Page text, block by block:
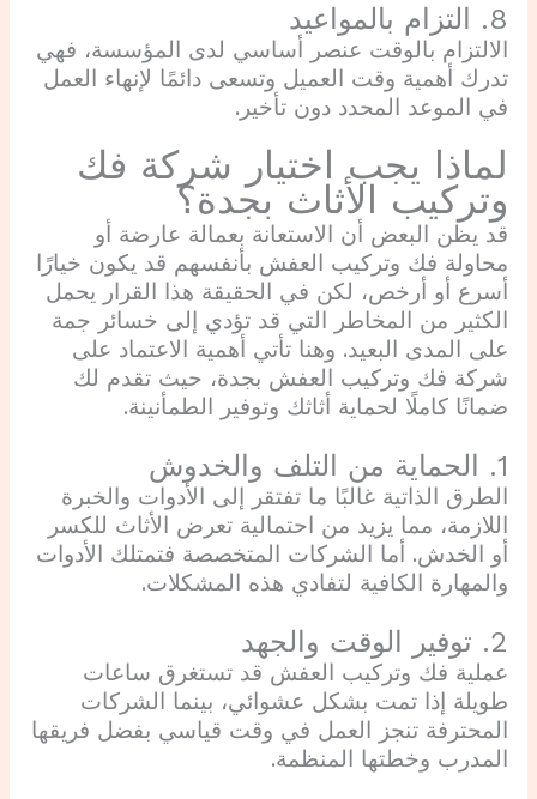
8. التزام بالمواعيد
الالتزام بالوقت عنصر أساسي لدى المؤسسة، فهي
تدرك أهمية وقت العميل وتسعى دائمًا لإنهاء العمل
في الموعد المحدد دون تأخير.
لماذا يجب اختيار شركة فك
وتركيب الأثاث بجدة؟
قد يظن البعض أن الاستعانة بعمالة عارضة أو
محاولة فك وتركيب العفش بأنفسهم قد يكون خيارًا
أسرع أو أرخص، لكن في الحقيقة هذا القرار يحمل
الكثير من المخاطر التي قد تؤدي إلى خسائر جمة
على المدى البعيد. وهنا تأتي أهمية الاعتماد على
شركة فك وتركيب العفش بجدة، حيث تقدم لك
ضمانًا كاملًا لحماية أثاثك وتوفير الطمأنينة.
1. الحماية من التلف والخدوش
الطرق الذاتية غالبًا ما تفتقر إلى الأدوات والخبرة
اللازمة، مما يزيد من احتمالية تعرض الأثاث للكسر
أو الخدش. أما الشركات المتخصصة فتمتلك الأدوات
والمهارة الكافية لتفادي هذه المشكلات.
2. توفير الوقت والجهد
عملية فك وتركيب العفش قد تستغرق ساعات
طويلة إذا تمت بشكل عشوائي، بينما الشركات
المحترفة تنجز العمل في وقت قياسي بفضل فريقها
المدرب وخطتها المنظمة.